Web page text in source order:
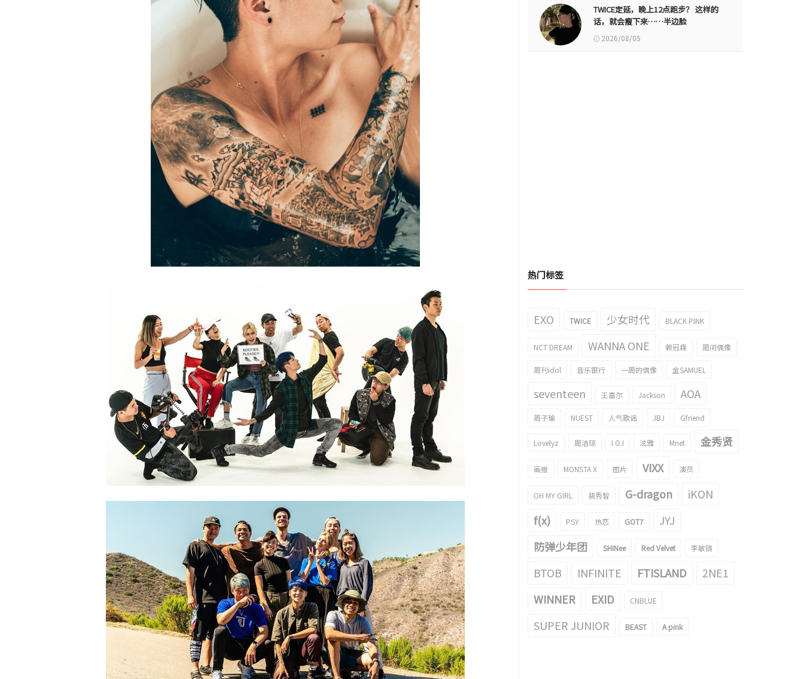
TWICE定延，晚上12点跑步？ 这样的
话，就会瘦下来……半边脸
2026/08/05
热门标签
EXO TWICE 少女时代 BLACK PINK
NCT DREAM WANNA ONE 赖冠霖 周间偶像
周刊idol 音乐银行 一周的偶像 金SAMUEL
seventeen 王嘉尔 Jackson AOA
周子瑜 NUEST 人气歌谣 JBJ Gfriend
Lovelyz 周洁琼 I.O.I 泫雅 Mnet 金秀贤
画报 MONSTA X 图片 VIXX 演员
OH MY GIRL 裴秀智 G-dragon
iKON
f(x)
PSY 热恋 GOT7
JYJ
防弹少年团
SHINee Red Velvet 李敏镐
BTOB INFINITE FTISLAND
2NE1
WINNER
EXID CNBLUE
SUPER JUNIOR BEAST A pink